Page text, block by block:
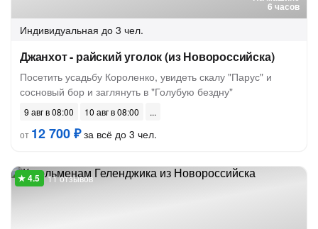
6 часов
Индивидуальная до 3 чел.
Джанхот - райский уголок (из Новороссийска)
Посетить усадьбу Короленко, увидеть скалу "Парус" и
сосновый бор и заглянуть в "Голубую бездну"
9 авг в 08:00
10 авг в 08:00
от 12 700 ₽за всё до 3 чел.
11 отзывов